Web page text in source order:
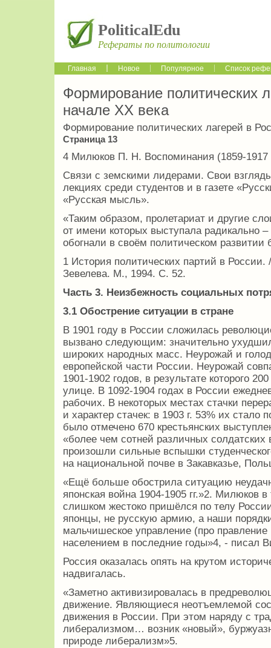
PoliticalEdu
Рефераты по политологии
Главная Новое Популярное Список
Формирование политических
начале ХХ века
Формирование политических лагерей в
Страница 13
4 Милюков П. Н. Воспоминания (1859-1917
Связи с земскими лидерами. Свои
лекциях среди студентов и в газете
«Русская мысль».
«Таким образом, пролетариат и другие
от имени которых выступала радикально
обогнали в своём политическом
1 История политических партий в
Зевелева. М., 1994. С. 52.
Часть 3. Неизбежность социальных
3.1 Обострение ситуации в стране
В 1901 году в России сложилась
вызвано следующим: значительно
широких народных масс. Неурожай и
европейской части России. Неурожай
1901-1902 годов, в результате которого
улице. В 1092-1904 годах в России
рабочих. В некоторых местах стачки
и характер стачек: в 1903 г. 53% их стало
было отмечено 670 крестьянских
«более чем сотней различных солдатских
произошли сильные вспышки
на национальной почве в Закавказье,
«Ещё больше обострила ситуацию
японская война 1904-1905 гг.»2. Милюков
слишком жестоко пришёлся по телу
японцы, не русскую армию, а наши
мальчишеское управление (про
населением в последние годы»4, - писал
Россия оказалась опять на крутом
надвигалась.
«Заметно активизировалась в
движение. Являющиеся неотъемлемой
движения в России. При этом наряду с
либерализмом… возник «новый»,
природе либерализм»5.